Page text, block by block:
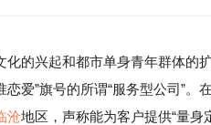
化的兴起和都市单身青年群体的
恋爱”旗号的所谓“服务型公司”
沧地区，声称能为客户提供“量身